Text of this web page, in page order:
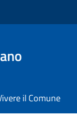
il Comune